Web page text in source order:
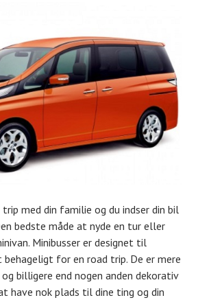
trip med din familie og du indser din bil
bedste måde at nyde en tur eller
Minibusser er designet til
for en road trip. De er mere
billigere end nogen anden dekorativ
have nok plads til dine ting og din